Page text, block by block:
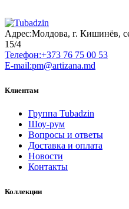
Адрес:Молдова, г. Кишинёв,
15/4
Телефон:+373 76 75 00 53
E-mail:pm@artizana.md
Клиентам
Группа Tubadzin
Шоу-рум
Вопросы и ответы
Доставка и оплата
Новости
Контакты
Коллекции